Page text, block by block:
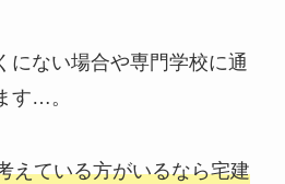
にない場合や専門学校に通
す…。
えている方がいるなら宅建